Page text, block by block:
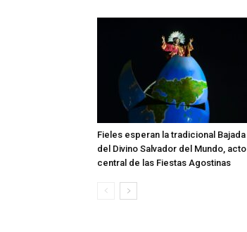
Fieles esperan la tradicional Bajada
del Divino Salvador del Mundo, acto
central de las Fiestas Agostinas